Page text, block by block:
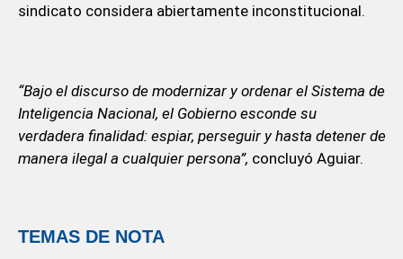
sindicato considera abiertamente inconstitucional.
“Bajo el discurso de modernizar y ordenar el Sistema de
Inteligencia Nacional, el Gobierno esconde su
verdadera finalidad: espiar, perseguir y hasta detener de
manera ilegal a cualquier persona”, concluyó Aguiar.
TEMAS DE NOTA